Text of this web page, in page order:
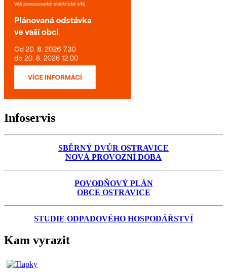
Infoservis
SBĚRNÝ DVŮR OSTRAVICE
NOVÁ PROVOZNÍ DOBA
POVODŇOVÝ PLÁN
OBCE OSTRAVICE
STUDIE ODPADOVÉHO HOSPODÁŘSTVÍ
Kam vyrazit